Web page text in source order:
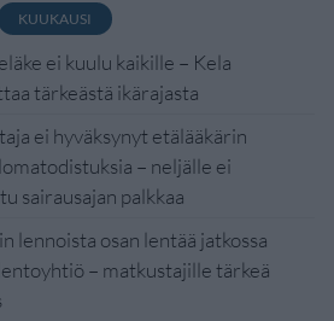
KUUKAUSI
ei kuulu kaikille – Kela
tärkeästä ikärajasta
ei hyväksynyt etälääkärin
– neljälle ei
sairausajan palkkaa
lennoista osan lentää jatkossa
– matkustajille tärkeä